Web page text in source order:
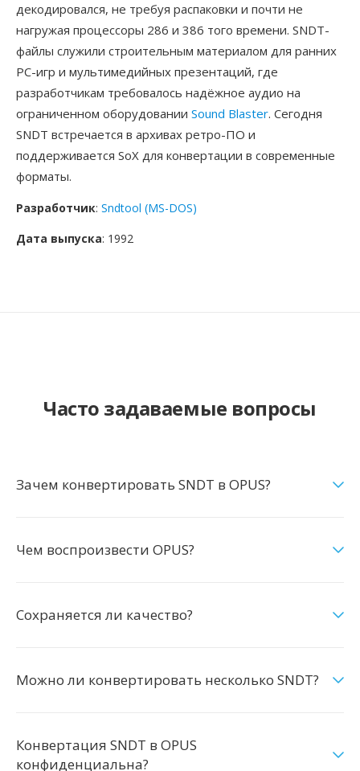
декодировался, не требуя распаковки и почти не
нагружая процессоры 286 и 386 того времени. SNDT-
файлы служили строительным материалом для ранних
PC-игр и мультимедийных презентаций, где
разработчикам требовалось надёжное аудио на
ограниченном оборудовании Sound Blaster. Сегодня
SNDT встречается в архивах ретро-ПО и
поддерживается SoX для конвертации в современные
форматы.
Разработчик: Sndtool (MS-DOS)
Дата выпуска: 1992
Часто задаваемые вопросы
Зачем конвертировать SNDT в OPUS?
Чем воспроизвести OPUS?
Сохраняется ли качество?
Можно ли конвертировать несколько SNDT?
Конвертация SNDT в OPUS
конфиденциальна?